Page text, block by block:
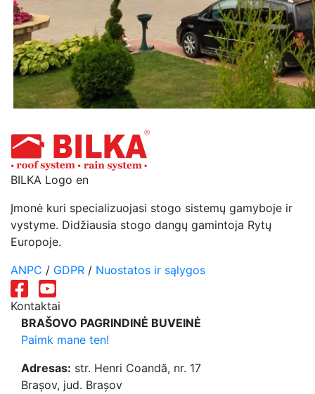
BILKA Logo en
Įmonė kuri specializuojasi stogo sistemų gamyboje ir
vystyme. Didžiausia stogo dangų gamintoja Rytų
Europoje.
ANPC / GDPR / Nuostatos ir sąlygos
Kontaktai
BRAŠOVO PAGRINDINĖ BUVEINĖ
Paimk mane ten!
Adresas: str. Henri Coandă, nr. 17
Brașov, jud. Brașov